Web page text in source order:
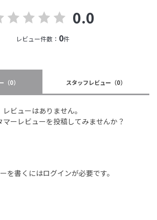
0.0
レビュー件数： 0件
（0） スタッフレビュー （0）
レビューはありません。
ーレビューを投稿してみませんか？
を書くにはログインが必要です。